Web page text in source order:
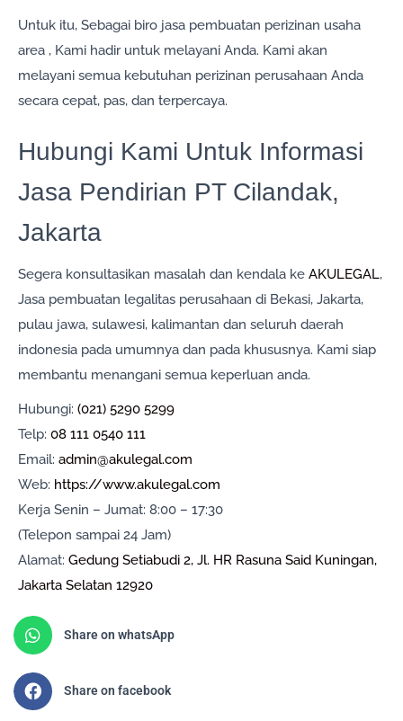
Untuk itu, Sebagai biro jasa pembuatan perizinan usaha
area , Kami hadir untuk melayani Anda. Kami akan
melayani semua kebutuhan perizinan perusahaan Anda
secara cepat, pas, dan terpercaya.
Hubungi Kami Untuk Informasi
Jasa Pendirian PT Cilandak,
Jakarta
Segera konsultasikan masalah dan kendala ke AKULEGAL,
Jasa pembuatan legalitas perusahaan di Bekasi, Jakarta,
pulau jawa, sulawesi, kalimantan dan seluruh daerah
indonesia pada umumnya dan pada khususnya. Kami siap
membantu menangani semua keperluan anda.
Hubungi: (021) 5290 5299
Telp: 08 111 0540 111
Email: admin@akulegal.com
Web: https://www.akulegal.com
Kerja Senin – Jumat: 8:00 – 17:30
(Telepon sampai 24 Jam)
Alamat: Gedung Setiabudi 2, Jl. HR Rasuna Said Kuningan,
Jakarta Selatan 12920
Share on whatsApp
Share on facebook